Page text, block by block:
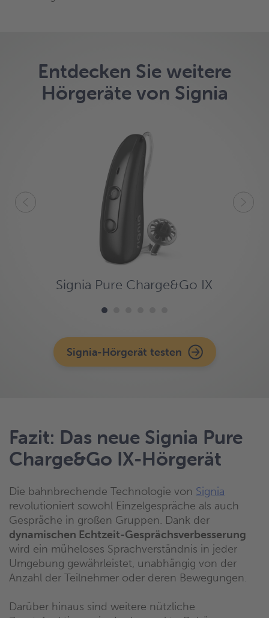
Entdecken Sie weitere
Hörgeräte von Signia
Signia Pure Charge&Go IX
Signia-Hörgerät testen
Fazit: Das neue Signia Pure
Charge&Go IX-Hörgerät
Die bahnbrechende Technologie von Signia
revolutioniert sowohl Einzelgespräche als auch
Gespräche in großen Gruppen. Dank der
dynamischen Echtzeit-Gesprächsverbesserung
wird ein müheloses Sprachverständnis in jeder
Umgebung gewährleistet, unabhängig von der
Anzahl der Teilnehmer oder deren Bewegungen.
Darüber hinaus sind weitere nützliche